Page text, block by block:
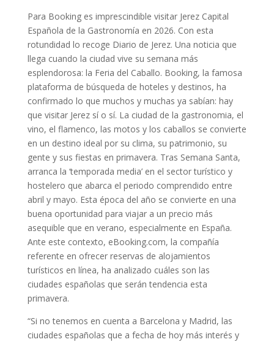
Para Booking es imprescindible visitar Jerez Capital
Española de la Gastronomía en 2026. Con esta
rotundidad lo recoge Diario de Jerez. Una noticia que
llega cuando la ciudad vive su semana más
esplendorosa: la Feria del Caballo. Booking, la famosa
plataforma de búsqueda de hoteles y destinos, ha
confirmado lo que muchos y muchas ya sabían: hay
que visitar Jerez sí o sí. La ciudad de la gastronomia, el
vino, el flamenco, las motos y los caballos se convierte
en un destino ideal por su clima, su patrimonio, su
gente y sus fiestas en primavera. Tras Semana Santa,
arranca la ‘temporada media’ en el sector turístico y
hostelero que abarca el periodo comprendido entre
abril y mayo. Esta época del año se convierte en una
buena oportunidad para viajar a un precio más
asequible que en verano, especialmente en España.
Ante este contexto, eBooking.com, la compañía
referente en ofrecer reservas de alojamientos
turísticos en línea, ha analizado cuáles son las
ciudades españolas que serán tendencia esta
primavera.
“Si no tenemos en cuenta a Barcelona y Madrid, las
ciudades españolas que a fecha de hoy más interés y